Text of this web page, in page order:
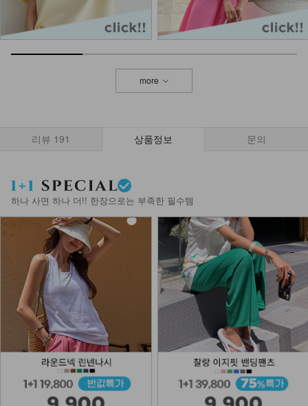
DM41-P-02/셀린 투턱 슬랙스
29,900 17,900 40%
_HR
27,900
NKA53-A-1/글림 실버볼 팔찌_DY
13,900
more
리뷰 191 상품정보 문의
하나 사면 하나 더!! 한장으로는 부족한 필수템